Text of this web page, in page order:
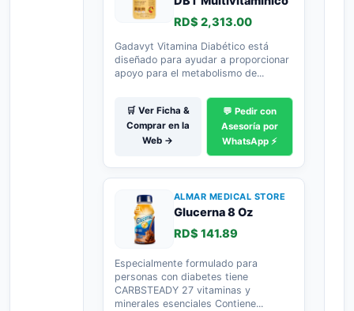
RD$ 2,313.00
Gadavyt Vitamina Diabético está
diseñado para ayudar a proporcionar
apoyo para el metabolismo de...
🛒 Ver Ficha &
Comprar en la
Web →
💬 Pedir con
Asesoría por
WhatsApp ⚡
ALMAR MEDICAL STORE
Glucerna 8 Oz
RD$ 141.89
Especialmente formulado para
personas con diabetes tiene
CARBSTEADY 27 vitaminas y
minerales esenciales Contiene...